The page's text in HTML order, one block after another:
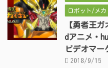
ロボット/メカ
【勇者王ガ
dアニメ・
ビデオマー
2018/9/15